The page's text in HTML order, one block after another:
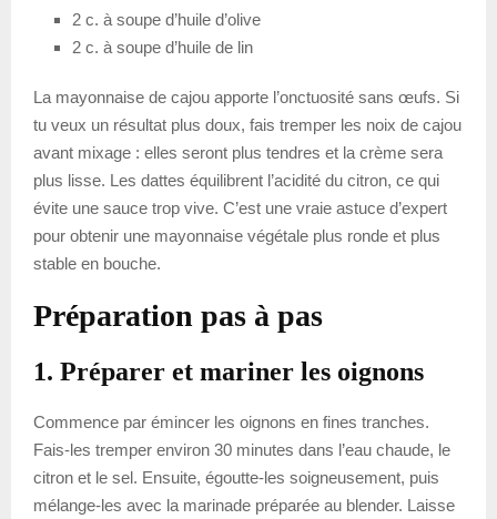
2 c. à soupe d’huile d’olive
2 c. à soupe d’huile de lin
La mayonnaise de cajou apporte l’onctuosité sans œufs. Si
tu veux un résultat plus doux, fais tremper les noix de cajou
avant mixage : elles seront plus tendres et la crème sera
plus lisse. Les dattes équilibrent l’acidité du citron, ce qui
évite une sauce trop vive. C’est une vraie astuce d’expert
pour obtenir une mayonnaise végétale plus ronde et plus
stable en bouche.
Préparation pas à pas
1. Préparer et mariner les oignons
Commence par émincer les oignons en fines tranches.
Fais-les tremper environ 30 minutes dans l’eau chaude, le
citron et le sel. Ensuite, égoutte-les soigneusement, puis
mélange-les avec la marinade préparée au blender. Laisse